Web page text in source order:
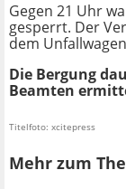
Gegen 21 Uhr
gesperrt. Der
dem
Die Bergung
Beamten
Titelfoto: xcitepress
Mehr zum